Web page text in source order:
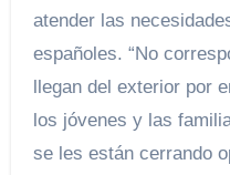
atender las
españoles. “No
llegan del exterior por
los jóvenes y las
se les están cerrando